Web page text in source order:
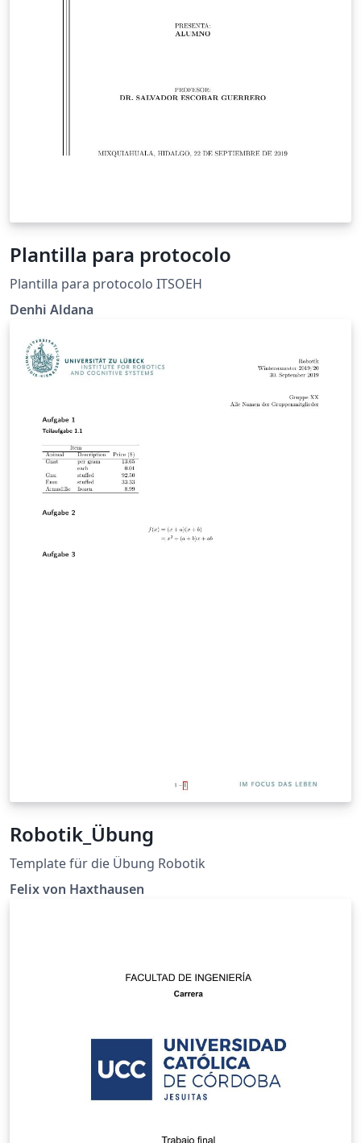
Plantilla para protocolo
Plantilla para protocolo ITSOEH
Denhi Aldana
Robotik_Übung
Template für die Übung Robotik
Felix von Haxthausen